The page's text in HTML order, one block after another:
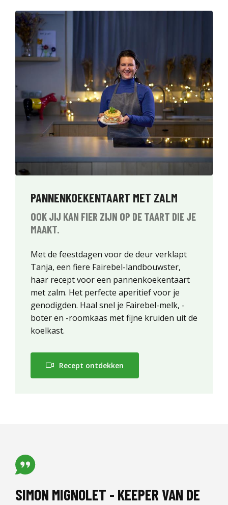
PANNENKOEKENTAART MET ZALM
OOK JIJ KAN FIER ZIJN OP DE TAART DIE JE
MAAKT.
Met de feestdagen voor de deur verklapt
Tanja, een fiere Fairebel-landbouwster,
haar recept voor een pannenkoekentaart
met zalm. Het perfecte aperitief voor je
genodigden. Haal snel je Fairebel-melk, -
boter en -roomkaas met fijne kruiden uit de
koelkast.
Recept ontdekken
SIMON MIGNOLET - KEEPER VAN DE